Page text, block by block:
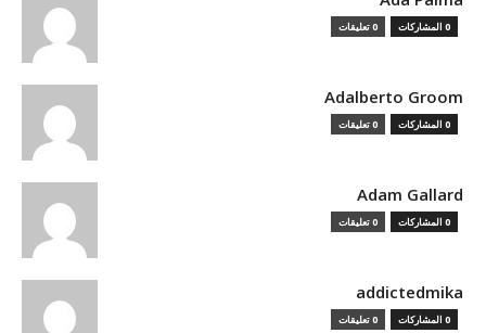
0 المشاركات 0 تعليقات
Adalberto Groom
0 المشاركات 0 تعليقات
Adam Gallard
0 المشاركات 0 تعليقات
addictedmika
0 المشاركات 0 تعليقات